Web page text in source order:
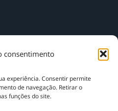
consentimento
experiência. Consentir permite
de navegação. Retirar o
funções do site.